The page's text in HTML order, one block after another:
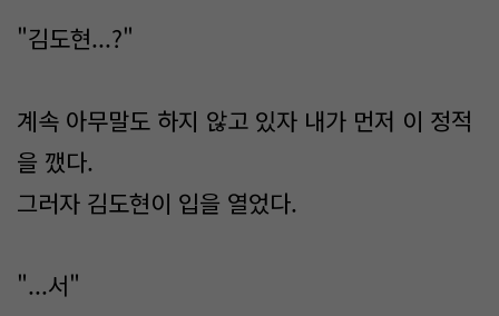
"김도현...?"
계속 아무말도 하지 않고 있자 내가 먼저 이 정적
을 깼다.
그러자 김도현이 입을 열었다.
"...서"